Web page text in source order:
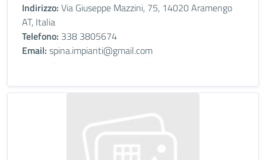
Indirizzo: Via Giuseppe Mazzini, 75, 14020 Aramengo
AT, Italia
Telefono: 338 3805674
Email: spina.impianti@gmail.com